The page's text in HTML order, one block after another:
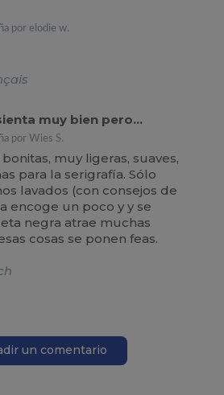
por elodie w.
muy bien pero...
por Wies S.
muy ligeras, suaves,
para la serigrafía. Sólo
lavados (con consejos de
encoge un poco y y se
negra atrae muchas
cosas se ponen feas.
un comentario